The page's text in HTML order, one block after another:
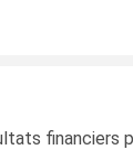
financiers